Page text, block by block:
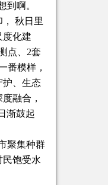
到啊。
秋日里
度化建
点、2套
番模样，
、生态
融合，
渐鼓起
聚集种群
民饱受水